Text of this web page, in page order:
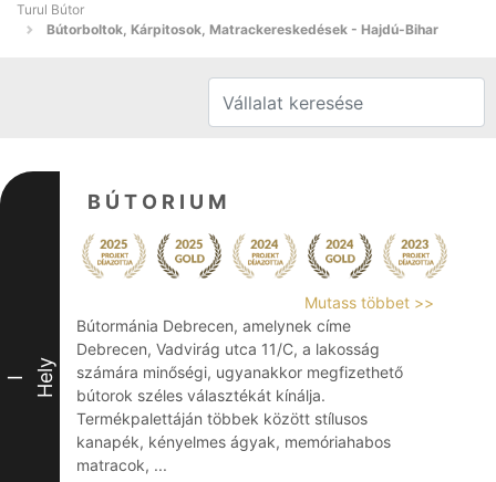
Turul Bútor
Bútorboltok, Kárpitosok, Matrackereskedések - Hajdú-Bihar
I Hely
B Ú T O R I U M
Mutass többet >>
Bútormánia Debrecen, amelynek címe
Debrecen, Vadvirág utca 11/C, a lakosság
számára minőségi, ugyanakkor megfizethető
bútorok széles választékát kínálja.
Termékpalettáján többek között stílusos
kanapék, kényelmes ágyak, memóriahabos
matracok, ...